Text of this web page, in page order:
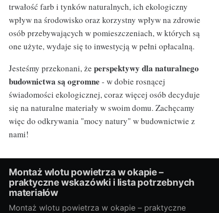
trwałość farb i tynków naturalnych, ich ekologiczny
wpływ na środowisko oraz korzystny wpływ na zdrowie
osób przebywających w pomieszczeniach, w których są
one użyte, wydaje się to inwestycją w pełni opłacalną.
Jesteśmy przekonani, że perspektywy dla naturalnego
budownictwa są ogromne - w dobie rosnącej
świadomości ekologicznej, coraz więcej osób decyduje
się na naturalne materiały w swoim domu. Zachęcamy
więc do odkrywania "mocy natury" w budownictwie z
nami!
Montaż wlotu powietrza w okapie –
praktyczne wskazówki i lista potrzebnych
materiałów
Montaż wlotu powietrza w okapie – praktyczne